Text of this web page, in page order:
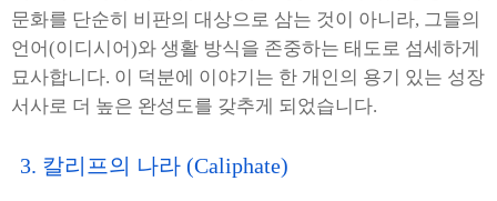
문화를 단순히 비판의 대상으로 삼는 것이 아니라, 그들의
언어(이디시어)와 생활 방식을 존중하는 태도로 섬세하게
묘사합니다. 이 덕분에 이야기는 한 개인의 용기 있는 성장
서사로 더 높은 완성도를 갖추게 되었습니다.
3. 칼리프의 나라 (Caliphate)